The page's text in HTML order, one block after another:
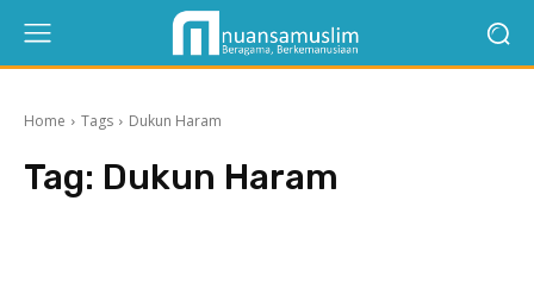
Home Tags Dukun Haram
Tag: Dukun Haram